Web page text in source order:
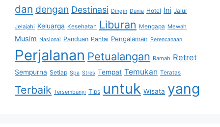
dan dengan Destinasi Dingin Dunia Hotel Ini Jalur
Jelajahi Keluarga Kesehatan Liburan Mengapa Mewah
Musim Nasional Panduan Pantai Pengalaman Perencanaan
Perjalanan Petualangan Ramah Retret
Sempurna Setiap Spa Stres Tempat Temukan Teratas
Terbaik Tersembunyi Tips untuk Wisata yang